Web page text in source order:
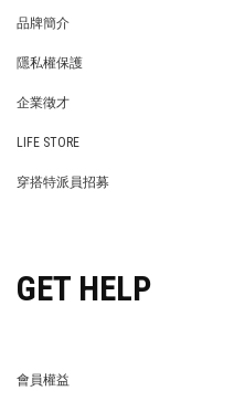
品牌簡介
隱私權保護
企業徵才
LIFE STORE
穿搭特派員招募
GET HELP
會員權益